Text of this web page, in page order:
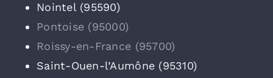
Nointel (95590)
Pontoise (95000)
Roissy-en-France (95700)
Saint-Ouen-l’Aumône (95310)